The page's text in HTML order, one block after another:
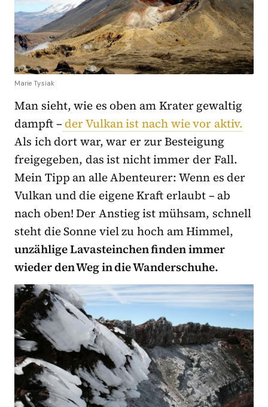
Marie Tysiak
Man sieht, wie es oben am Krater gewaltig
dampft – der Vulkan ist nach wie vor aktiv.
Als ich dort war, war er zur Besteigung
freigegeben, das ist nicht immer der Fall.
Mein Tipp an alle Abenteurer: Wenn es der
Vulkan und die eigene Kraft erlaubt – ab
nach oben! Der Anstieg ist mühsam, schnell
steht die Sonne viel zu hoch am Himmel,
unzählige Lavasteinchen finden immer
wieder den Weg in die Wanderschuhe.